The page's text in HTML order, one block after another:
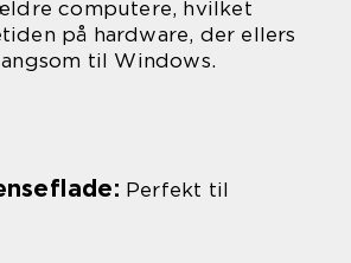
computere, hvilket
på hardware, der ellers
til Windows.
Perfekt til